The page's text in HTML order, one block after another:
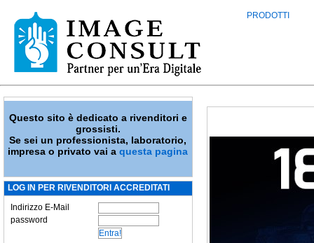
PRODOTTI
Questo sito è dedicato a rivenditori e
grossisti.
Se sei un professionista, laboratorio,
impresa o privato vai aquesta pagina
LOG IN PER RIVENDITORI ACCREDITATI
Indirizzo E-Mail
password